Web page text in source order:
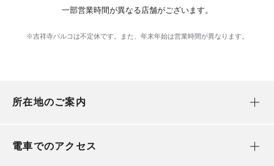
一部営業時間が異なる店舗がございます。
※吉祥寺パルコは不定休です。また、年末年始は営業時間が異なります。
所在地のご案内
電車でのアクセス